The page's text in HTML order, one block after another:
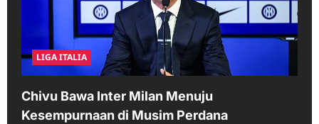
LIGA ITALIA
Chivu Bawa Inter Milan Menuju
Kesempurnaan di Musim Perdana